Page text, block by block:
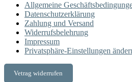
Allgemeine
Datenschutzerklärung
Zahlung und Versand
Widerrufsbelehrung
Impressum
Privatsphäre-Einstellungen
Vetrag widerrufen